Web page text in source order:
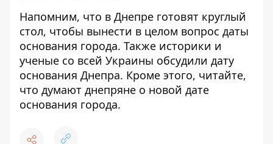
Напомним, что в Днепре готовят круглый
стол, чтобы вынести в целом вопрос даты
основания города. Также историки и
ученые со всей Украины обсудили дату
основания Днепра. Кроме этого, читайте,
что думают днепряне о новой дате
основания города.